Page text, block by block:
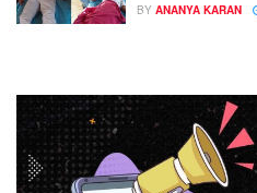
BY ANANYA KARAN